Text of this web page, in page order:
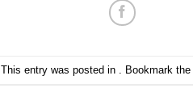
This entry was posted in . Bookmark the